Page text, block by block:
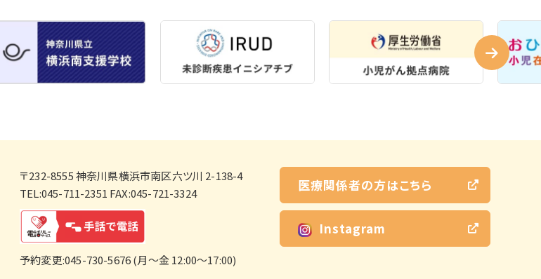
〒232-8555神奈川県横浜市南区六ツ川 2-138-4
TEL:045-711-2351 FAX:045-721-3324
予約変更:045-730-5676 (月～金 12:00～17:00)
医療関係者の方はこちら
Instagram